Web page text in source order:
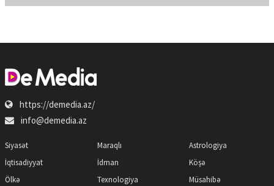
https://demedia.az/
info@demedia.az
Siyasət
İqtisadiyyat
Ölkə
Maraqlı
İdman
Texnologiya
Astrologiya
Köşə
Müsahibə